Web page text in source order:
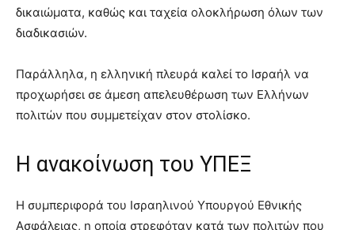
δικαιώματα, καθώς και ταχεία ολοκλήρωση όλων των
διαδικασιών.
Παράλληλα, η ελληνική πλευρά καλεί το Ισραήλ να
προχωρήσει σε άμεση απελευθέρωση των Ελλήνων
πολιτών που συμμετείχαν στον στολίσκο.
Η ανακοίνωση του ΥΠΕΞ
Η συμπεριφορά του Ισραηλινού Υπουργού Εθνικής
Ασφάλειας, η οποία στρεφόταν κατά των πολιτών που